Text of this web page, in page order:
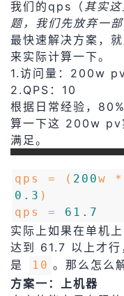
我们的qps（ 其实
题，我们先放弃一
最快速解决方案，
来实际计算一下。
1.访问量：200w
2.QPS：10
根据日常经验，
算一下这 200w pv
满足。
qps = ( 200w
0.3 )
qps = 61.7
实际上如果在单机
达到 61.7 以上才
是
10 。那么怎么
方案一：上机器